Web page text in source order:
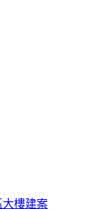
大樓建案